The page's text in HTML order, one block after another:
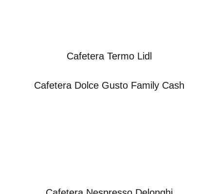
Cafetera Termo Lidl
Cafetera Dolce Gusto Family Cash